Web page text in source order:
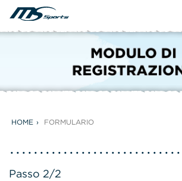
HOME FORMULARIO
Passo 2/2